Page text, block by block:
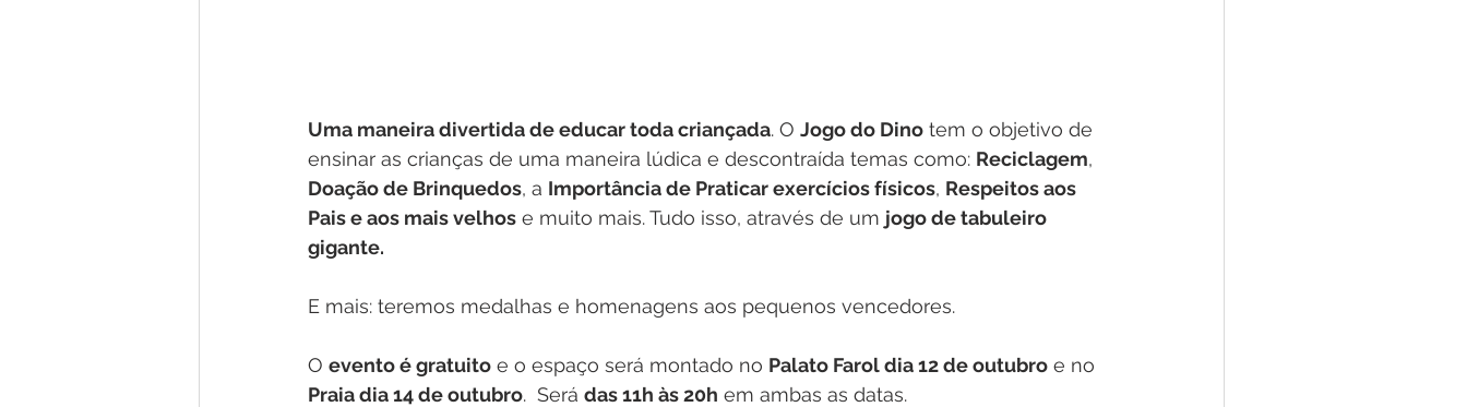
Uma maneira divertida de educar toda criançada. O Jogo do Dino tem o objetivo de
ensinar as crianças de uma maneira lúdica e descontraída temas como: Reciclagem,
Doação de Brinquedos, a Importância de Praticar exercícios físicos, Respeitos aos
Pais e aos mais velhos e muito mais. Tudo isso, através de um jogo de tabuleiro
gigante.
E mais: teremos medalhas e homenagens aos pequenos vencedores.
O evento é gratuito e o espaço será montado no Palato Farol dia 12 de outubro e no
Praia dia 14 de outubro.  Será das 11h às 20h em ambas as datas.